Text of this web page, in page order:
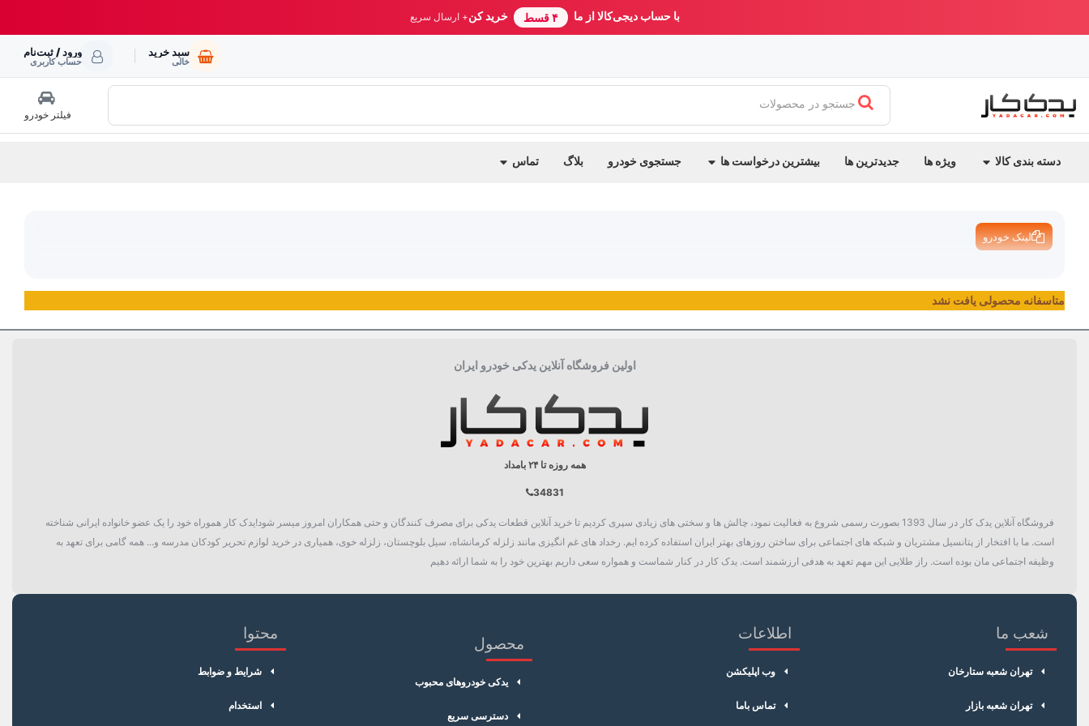
با حساب دیجی‌کالا از ما ۴ قسط خرید کن+ ارسال سریع
سبد خرید
خالی
ورود / ثبت‌نام
حساب کاربری
جستجو در محصولات
فیلتر خودرو
دسته بندی کالا ویژه ها جدیدترین ها بیشترین درخواست ها جستجوی خودرو بلاگ تماس
لینک خودرو
متاسفانه محصولی یافت نشد
اولین فروشگاه آنلاین یدکی خودرو ایران
همه روزه تا ۲۴ بامداد
34831
فروشگاه آنلاین یدک کار در سال 1393 بصورت رسمی شروع به فعالیت نمود، چالش ها و سختی های زیادی سپری کردیم تا خرید آنلاین قطعات یدکی برای مصرف کنندگان و حتی همکاران امروز میسر شود!یدک کار هموراه خود را یک عضو خانواده ایرانی شناخته
است. ما با افتخار از پتانسیل مشتریان و شبکه های اجتماعی برای ساختن روزهای بهتر ایران استفاده کرده ایم. رخداد های غم انگیزی مانند زلزله کرمانشاه، سیل بلوچستان، زلزله خوی، همیاری در خرید لوازم تحریر کودکان مدرسه و... همه گامی برای تعهد به
وظیفه اجتماعی مان بوده است. راز طلایی این مهم تعهد به هدفی ارزشمند است. یدک کار در کنار شماست و همواره سعی داریم بهترین خود را به شما ارائه دهیم
شعب ما
تهران شعبه ستارخان
تهران شعبه بازار
اطلاعات
وب اپلیکشن
تماس باما
محصول
یدکی خودروهای محبوب
دسترسی سریع
محتوا
شرایط و ضوابط
استخدام